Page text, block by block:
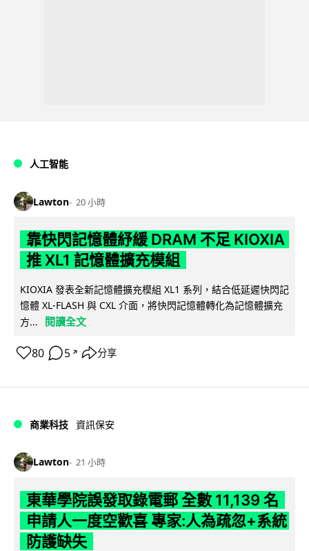
人工智能
Lawton 20 小時
靠快閃記憶體紓緩 DRAM 不足 KIOXIA
推 XL1 記憶體擴充模組
KIOXIA 發表全新記憶體擴充模組 XL1 系列，結合低延遲快閃記
憶體 XL-FLASH 與 CXL 介面，將快閃記憶體轉化為記憶體擴充
方...
閱讀全文
80 5 ↗ 分享
商業科技 資訊保安
Lawton 21 小時
東華學院誤發取錄電郵 全數 11,139 名
申請人一度空歡喜 專家:人為疏忽+系統
防護缺失